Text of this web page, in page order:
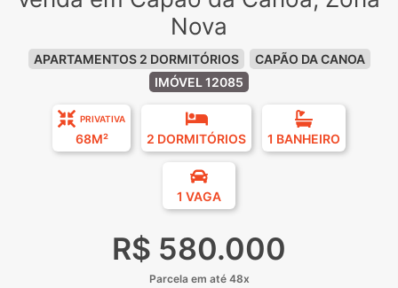
Nova
APARTAMENTOS 2 DORMITÓRIOS
CAPÃO DA CANOA
IMÓVEL 12085
PRIVATIVA
68M² 2 DORMITÓRIOS 1 BANHEIRO
1 VAGA
R$ 580.000
Parcela em até 48x